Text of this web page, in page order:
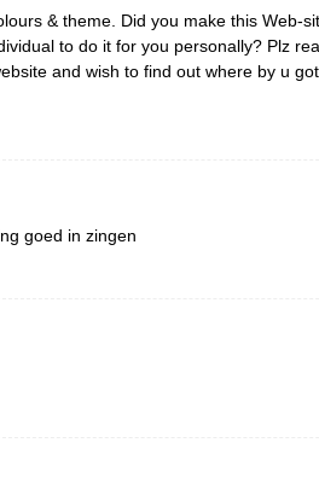
& theme. Did you make this Web-
to do it for you personally? Plz
and wish to find out where by u got
goed in zingen